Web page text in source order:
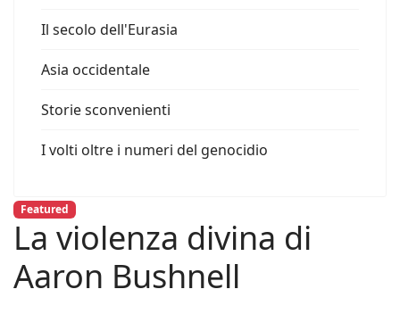
Il secolo dell'Eurasia
Asia occidentale
Storie sconvenienti
I volti oltre i numeri del genocidio
Featured
La violenza divina di
Aaron Bushnell